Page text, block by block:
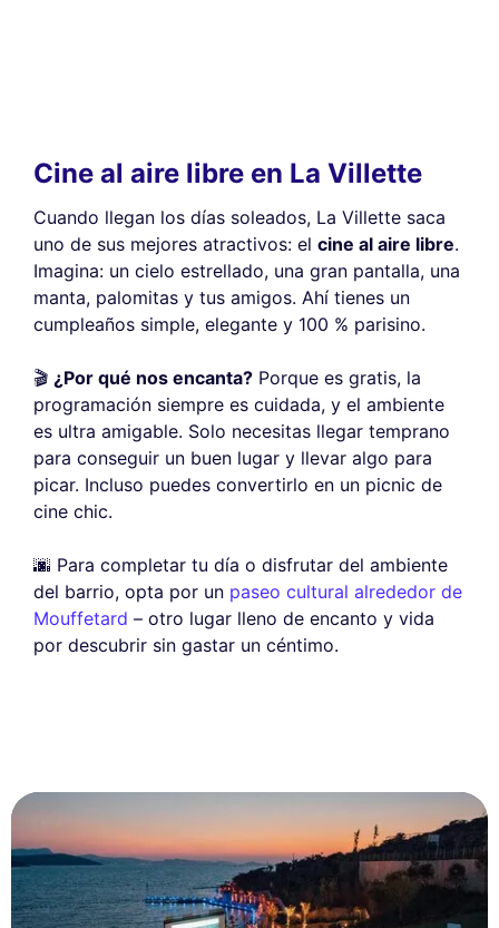
Cine al aire libre en La Villette
Cuando llegan los días soleados, La Villette saca
uno de sus mejores atractivos: el cine al aire libre.
Imagina: un cielo estrellado, una gran pantalla, una
manta, palomitas y tus amigos. Ahí tienes un
cumpleaños simple, elegante y 100 % parisino.
🎬 ¿Por qué nos encanta? Porque es gratis, la
programación siempre es cuidada, y el ambiente
es ultra amigable. Solo necesitas llegar temprano
para conseguir un buen lugar y llevar algo para
picar. Incluso puedes convertirlo en un picnic de
cine chic.
🌆 Para completar tu día o disfrutar del ambiente
del barrio, opta por un paseo cultural alrededor de
Mouffetard – otro lugar lleno de encanto y vida
por descubrir sin gastar un céntimo.